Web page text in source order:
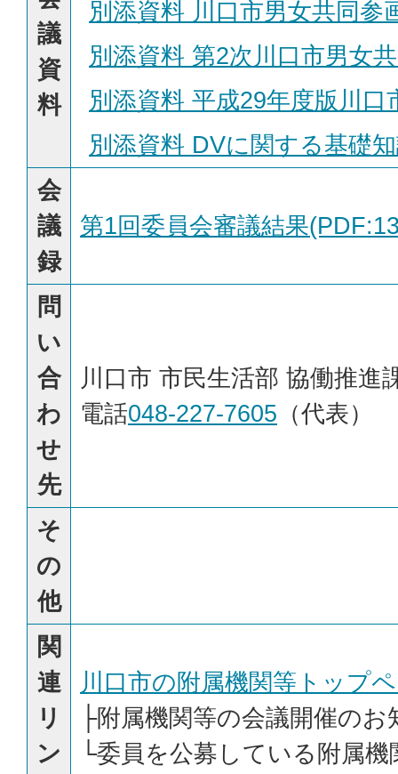
議
資
料
別添資料 川口市男女共同参
別添資料 第2次川口市男女
別添資料 平成29年度版川
別添資料 DVに関する基礎
会
議
録
第1回委員会審議結果
問
い
合
わ
せ
先
川口市 市民生活部 協働推進
電話048-227-7605 （代表）
そ
の
他
関
連
リ
ン
川口市の附属機関等トップ
├附属機関等の会議開催のお
└委員を公募している附属機